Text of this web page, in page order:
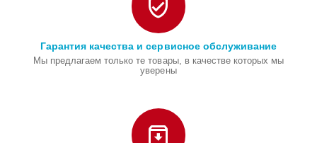
Гарантия качества и сервисное обслуживание
Мы предлагаем только те товары, в качестве которых мы
уверены